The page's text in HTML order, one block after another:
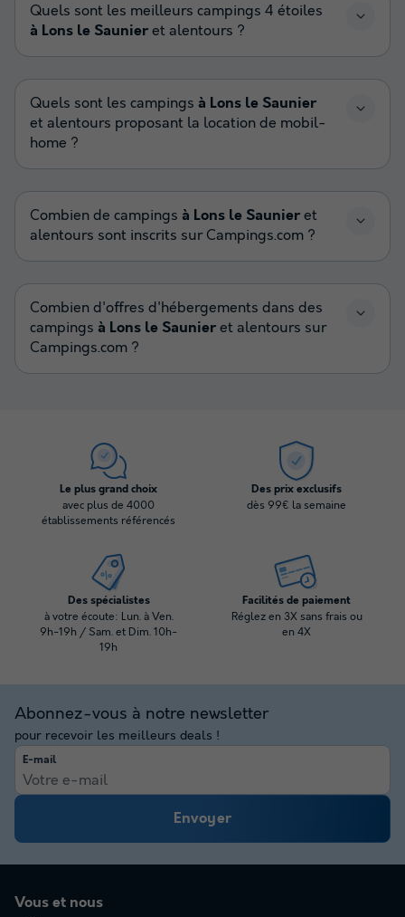
Quels sont les meilleurs campings 4 étoiles
à Lons le Saunier et alentours ?
Quels sont les campings à Lons le Saunier
et alentours proposant la location de mobil-
home ?
Combien de campings à Lons le Saunier et
alentours sont inscrits sur Campings.com ?
Combien d'offres d'hébergements dans des
campings à Lons le Saunier et alentours sur
Campings.com ?
Le plus grand choix
avec plus de 4000
établissements référencés
Des prix exclusifs
dès 99€ la semaine
Des spécialistes
à votre écoute: Lun. à Ven.
9h-19h / Sam. et Dim. 10h-
19h
Facilités de paiement
Réglez en 3X sans frais ou
en 4X
Abonnez-vous à notre newsletter
pour recevoir les meilleurs deals !
E-mail
Envoyer
Vous et nous